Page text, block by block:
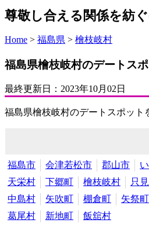
尊敬し合える関係を紡ぐ
Home > 福島県 > 檜枝岐村
福島県檜枝岐村のデートス
最終更新日： 2023年10月02日
福島県檜枝岐村のデートスポット
福島市 会津若松市 郡山市
天栄村
下郷町 檜枝岐村 只
中島村
矢吹町 棚倉町 矢祭町
葛尾村
新地町 飯舘村